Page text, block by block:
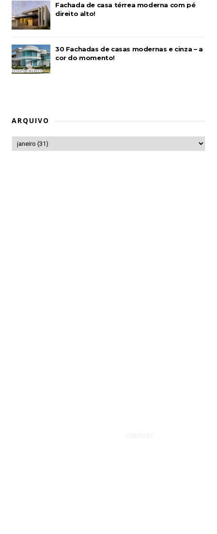
Fachada de casa térrea moderna com pé
direito alto!
30 Fachadas de casas modernas e cinza – a
cor do momento!
ARQUIVO